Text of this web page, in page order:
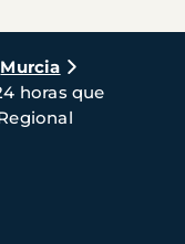
Murcia
horas que